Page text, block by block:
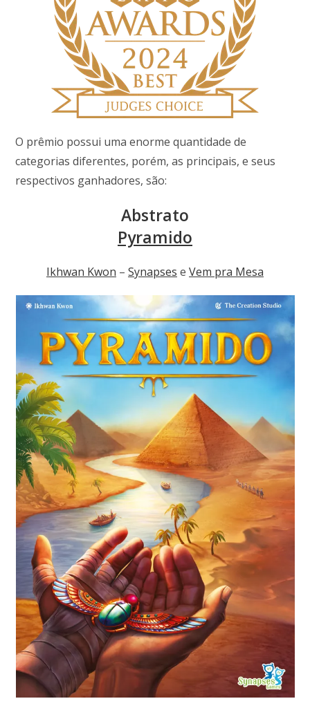
O prêmio possui uma enorme quantidade de
categorias diferentes, porém, as principais, e seus
respectivos ganhadores, são:
Abstrato
Pyramido
Ikhwan Kwon – Synapses e Vem pra Mesa